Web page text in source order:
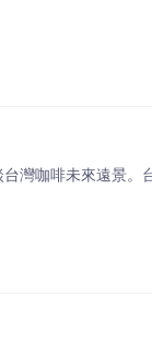
灣咖啡未來遠景